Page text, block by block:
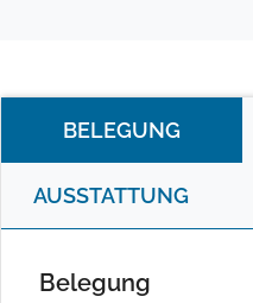
BELEGUNG
AUSSTATTUNG
Belegung